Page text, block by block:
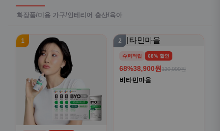
화장품/미용 가구/인테리어 출산/육아
1 2
슈퍼적립 68% 할인
68%38,900원 120,000원
비타민마을